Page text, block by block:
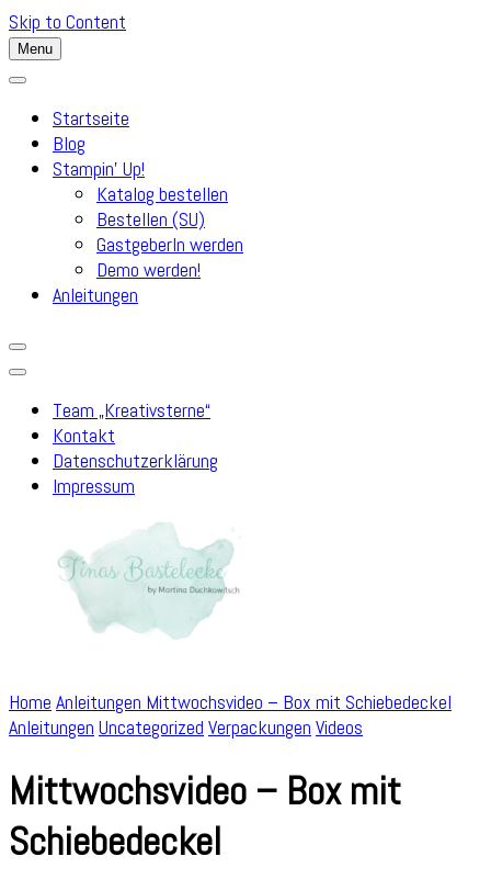
Skip to Content
Menu
Startseite
Blog
Stampin’ Up!
Katalog bestellen
Bestellen (SU)
GastgeberIn werden
Demo werden!
Anleitungen
Team „Kreativsterne“
Kontakt
Datenschutzerklärung
Impressum
Home Anleitungen Mittwochsvideo – Box mit Schiebedeckel
Anleitungen Uncategorized Verpackungen Videos
Mittwochsvideo – Box mit
Schiebedeckel